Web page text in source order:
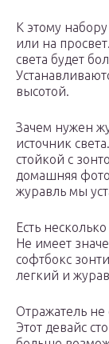
К этому
или на
света будет
высотой.
Зачем нужен
источник
стойкой с
домашняя
журавль мы
Есть
Не имеет
софтбокс
легкий и
Отражатель не
Этот девайс